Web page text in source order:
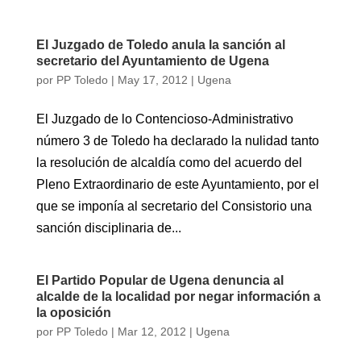
El Juzgado de Toledo anula la sanción al
secretario del Ayuntamiento de Ugena
por PP Toledo| May 17, 2012 | Ugena
El Juzgado de lo Contencioso-Administrativo
número 3 de Toledo ha declarado la nulidad tanto
la resolución de alcaldía como del acuerdo del
Pleno Extraordinario de este Ayuntamiento, por el
que se imponía al secretario del Consistorio una
sanción disciplinaria de...
El Partido Popular de Ugena denuncia al
alcalde de la localidad por negar información a
la oposición
por PP Toledo| Mar 12, 2012 | Ugena